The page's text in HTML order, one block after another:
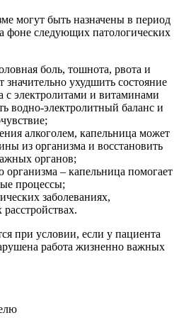
могут быть назначены в период
фоне следующих патологических
боль, тошнота, рвота и
значительно ухудшить состояние
с электролитами и витаминами
водно-электролитный баланс и
алкоголем, капельница может
из организма и восстановить
органов;
– капельница помогает
процессы;
заболеваниях,
при условии, если у пациента
работа жизненно важных